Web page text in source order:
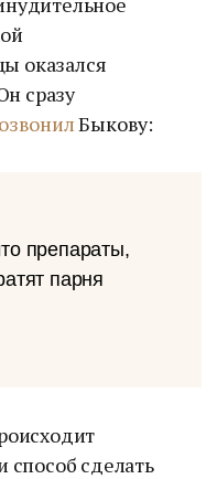
оказался
сразу
Быкову:
препараты,
парня
способ сделать